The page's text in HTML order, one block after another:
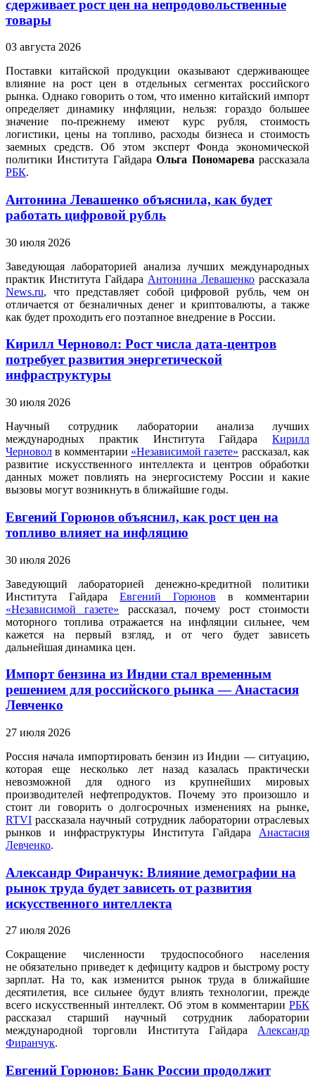
сдерживает рост цен на непродовольственные
товары
03 августа 2026
Поставки китайской продукции оказывают сдерживающее
влияние на рост цен в отдельных сегментах российского
рынка. Однако говорить о том, что именно китайский импорт
определяет динамику инфляции, нельзя: гораздо большее
значение по‑прежнему имеют курс рубля, стоимость
логистики, цены на топливо, расходы бизнеса и стоимость
заемных средств. Об этом эксперт Фонда экономической
политики Института ГайдараОльга Пономарева рассказала
РБК.
Антонина Левашенко объяснила, как будет
работать цифровой рубль
30 июля 2026
Заведующая лабораторией анализа лучших международных
практик Института Гайдара Антонина Левашенко рассказала
News.ru, что представляет собой цифровой рубль, чем он
отличается от безналичных денег и криптовалюты, а также
как будет проходить его поэтапное внедрение в России.
Кирилл Черновол: Рост числа дата-центров
потребует развития энергетической
инфраструктуры
30 июля 2026
Научный сотрудник лаборатории анализа лучших
международных практик Института Гайдара Кирилл
Черновол в комментарии «Независимой газете» рассказал, как
развитие искусственного интеллекта и центров обработки
данных может повлиять на энергосистему России и какие
вызовы могут возникнуть в ближайшие годы.
Евгений Горюнов объяснил, как рост цен на
топливо влияет на инфляцию
30 июля 2026
Заведующий лабораторией денежно-кредитной политики
Института Гайдара Евгений Горюнов в комментарии
«Независимой газете» рассказал, почему рост стоимости
моторного топлива отражается на инфляции сильнее, чем
кажется на первый взгляд, и от чего будет зависеть
дальнейшая динамика цен.
Импорт бензина из Индии стал временным
решением для российского рынка — Анастасия
Левченко
27 июля 2026
Россия начала импортировать бензин из Индии — ситуацию,
которая еще несколько лет назад казалась практически
невозможной для одного из крупнейших мировых
производителей нефтепродуктов. Почему это произошло и
стоит ли говорить о долгосрочных изменениях на рынке,
RTVI рассказала научный сотрудник лаборатории отраслевых
рынков и инфраструктуры Института Гайдара Анастасия
Левченко.
Александр Фиранчук: Влияние демографии на
рынок труда будет зависеть от развития
искусственного интеллекта
27 июля 2026
Сокращение численности трудоспособного населения
не обязательно приведет к дефициту кадров и быстрому росту
зарплат. На то, как изменится рынок труда в ближайшие
десятилетия, все сильнее будут влиять технологии, прежде
всего искусственный интеллект. Об этом в комментарии РБК
рассказал старший научный сотрудник лаборатории
международной торговли Института Гайдара Александр
Фиранчук.
Евгений Горюнов: Банк России продолжит